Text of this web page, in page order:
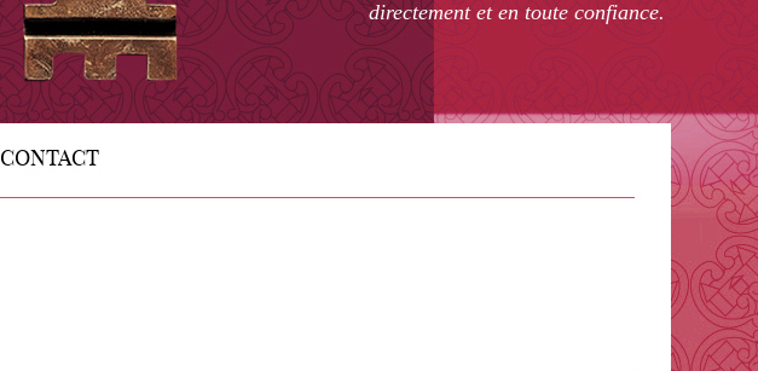
directement et en toute confiance.
CONTACT